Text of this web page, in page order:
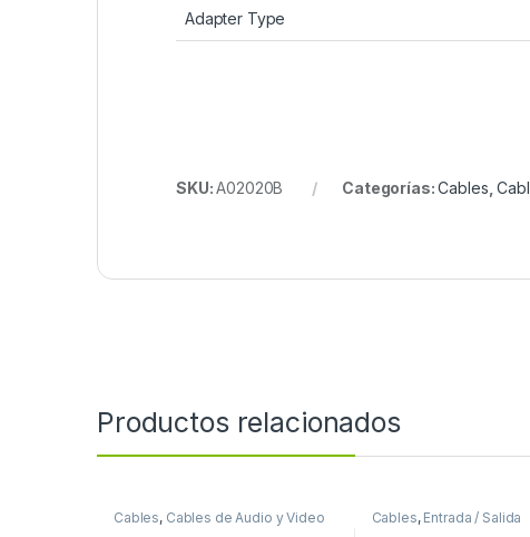
Adapter Type
SKU:A02020B Categorías:Cables ,
Productos relacionados
Cables, Cables de Audio y Video Cables, Entrada / Salida